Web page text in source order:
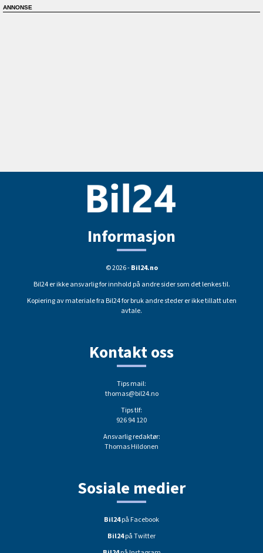
Informasjon
© 2026 -Bil24.no
Bil24 er ikke ansvarlig for innhold på andre sider som det lenkes til.
Kopiering av materiale fra Bil24 for bruk andre steder er ikke tillatt uten
avtale.
Kontakt oss
Tips mail:
thomas@bil24.no
Tips tlf:
926 94 120
Ansvarlig redaktør:
Thomas Hildonen
Sosiale medier
Bil24på Facebook
Bil24på Twitter